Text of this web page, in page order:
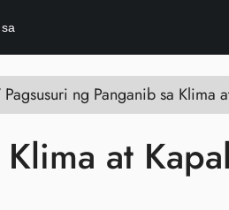
Pagsusuri ng Panganib sa Klima
at